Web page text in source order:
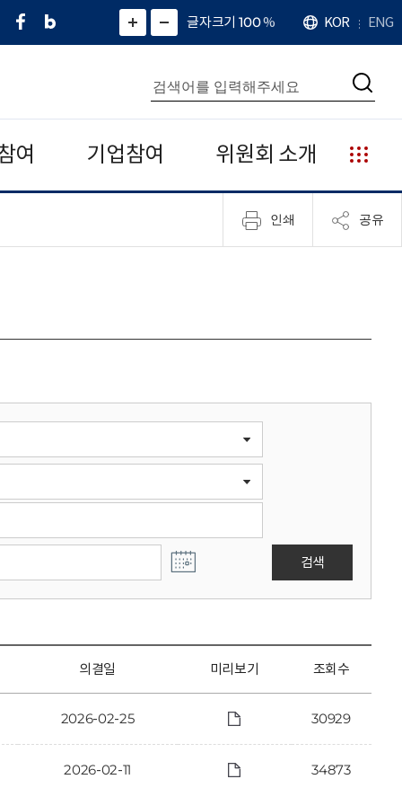
페
네
그
)
화
면
면
소
확
대
치
글자크기 100%
언
어
KOR ENG
통
합
검
색
검
여 기업참여 위원회 소개
누
리
집
안
인쇄 공유
검색
의결일 미리보기 조회수
2026-02-25 30929
2026-02-11 34873